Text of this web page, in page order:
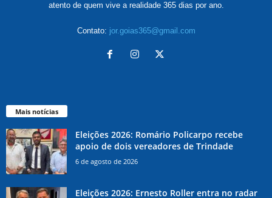
atento de quem vive a realidade 365 dias por ano.
Contato: jor.goias365@gmail.com
Mais notícias
Eleições 2026: Romário Policarpo recebe
apoio de dois vereadores de Trindade
6 de agosto de 2026
Eleições 2026: Ernesto Roller entra no radar